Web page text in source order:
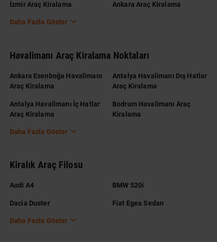
İzmir Araç Kiralama Ankara Araç Kiralama
Daha Fazla Göster
Havalimanı Araç Kiralama Noktaları
Ankara Esenboğa Havalimanı
Araç Kiralama
Antalya Havalimanı Dış Hatlar
Araç Kiralama
Antalya Havalimanı İç Hatlar
Araç Kiralama
Bodrum Havalimanı Araç
Kiralama
Daha Fazla Göster
Kiralık Araç Filosu
Audi A4 BMW 520i
Dacia Duster Fiat Egea Sedan
Daha Fazla Göster